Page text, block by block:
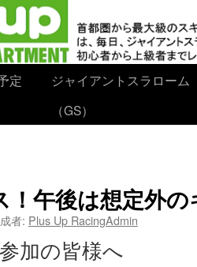
定
ジャイアントスラローム
（GS）
！午後は想定外
者: Plus Up RacingAdmin
加の皆様へ